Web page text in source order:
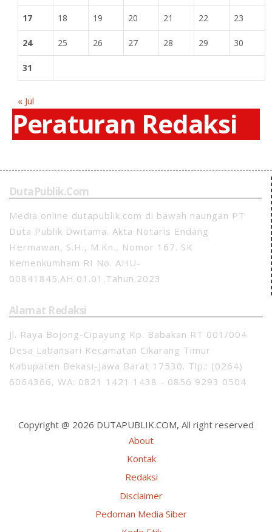
17 18 19 20 21 22 23
24 25 26 27 28 29 30
31
« Jul
Peraturan Redaksi
DutaPublik.com
Media online dutapublik.com di bawah naungan PT
Duta Publik Dwitama. Akta Notaris Endang
Hermawan, S.H., M.Kn., Nomor 167. SK
Kemenkumham RI No. AHU-
00841845.AH.01.01.Tahun.2023
Alamat Redaksi
Jl. Raya Bojong-Cipayung Kp. Babakan RT 001/004
Desa Labansari Kecamatan Cikarang Timur
Kabupaten Bekasi-Jawa Barat 17530. Tlp.: (0264)
6064366, WA: 0821 1421 1438 - 0856 9293 0504
Copyright @ 2026 DUTAPUBLIK.COM, All right reserved
About
Kontak
Redaksi
Disclaimer
Pedoman Media Siber